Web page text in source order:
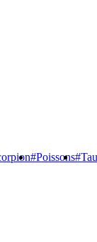
#Poissons